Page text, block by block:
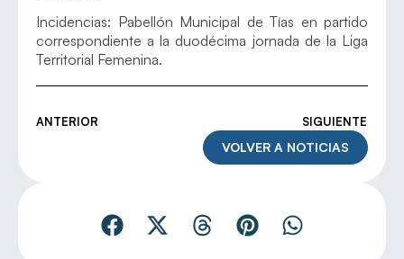
Incidencias: Pabellón Municipal de Tías en partido
correspondiente a la duodécima jornada de la Liga
Territorial Femenina.
ANTERIOR SIGUIENTE
VOLVER A NOTICIAS